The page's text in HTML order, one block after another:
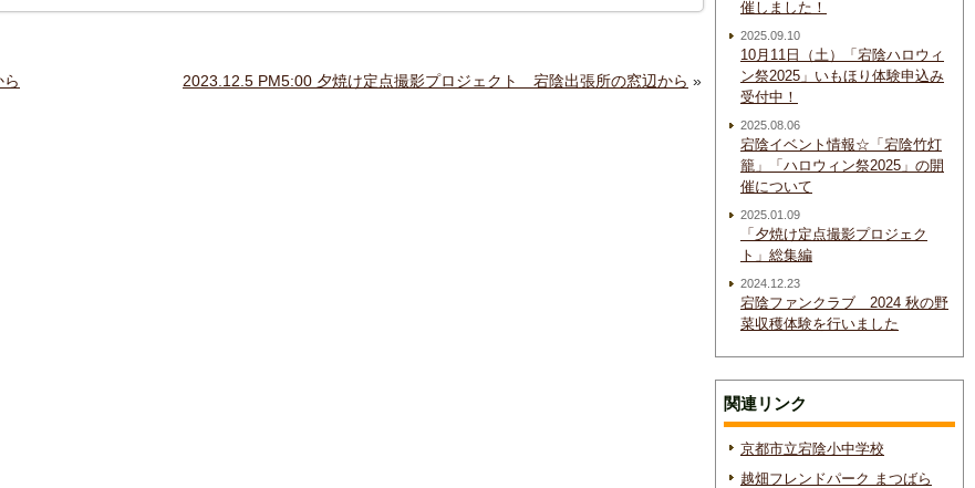
2023.12.5 PM5:00 夕焼け定点撮影プロジェクト 宕陰出張所の窓辺から »
催しました！
2025.09.10
10月11日（土）「宕陰ハロウィ
ン祭2025」いもほり体験申込み
受付中！
2025.08.06
宕陰イベント情報☆「宕陰竹灯
籠」「ハロウィン祭2025」の開
催について
2025.01.09
「夕焼け定点撮影プロジェク
ト」総集編
2024.12.23
宕陰ファンクラブ 2024 秋の野
菜収穫体験を行いました
関連リンク
京都市立宕陰小中学校
越畑フレンドパーク まつばら